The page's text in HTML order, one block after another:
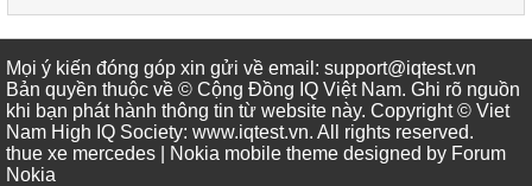
Mọi ý kiến đóng góp xin gửi về email: support@iqtest.vn
Bản quyền thuộc về © Cộng Đồng IQ Việt Nam. Ghi rõ nguồn
khi bạn phát hành thông tin từ website này. Copyright © Viet
Nam High IQ Society: www.iqtest.vn. All rights reserved.
thue xe mercedes | Nokia mobile theme designed by Forum
Nokia